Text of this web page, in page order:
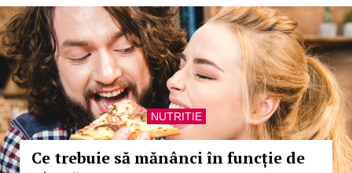
NUTRITIE
Ce trebuie să mănânci în funcție de